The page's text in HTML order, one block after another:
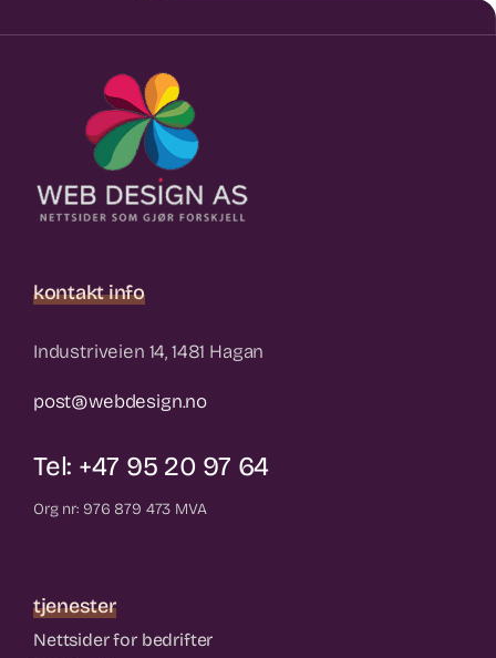
kontakt info
Industriveien 14, 1481 Hagan
post@webdesign.no
Tel: +47 95 20 97 64
Org nr: 976 879 473 MVA
tjenester
Nettsider for bedrifter